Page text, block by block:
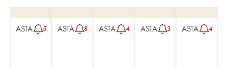
ASTA 5 ASTA 8 ASTA 4 ASTA 3 ASTA 4